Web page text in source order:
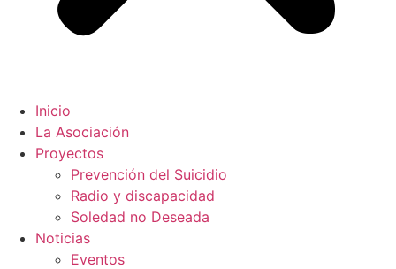
Inicio
La Asociación
Proyectos
Prevención del Suicidio
Radio y discapacidad
Soledad no Deseada
Noticias
Eventos